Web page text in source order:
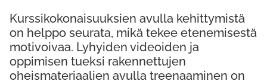
Kurssikokonaisuuksien avulla kehittymistä
on helppo seurata, mikä tekee etenemisestä
motivoivaa. Lyhyiden videoiden ja
oppimisen tueksi rakennettujen
oheismateriaalien avulla treenaaminen on